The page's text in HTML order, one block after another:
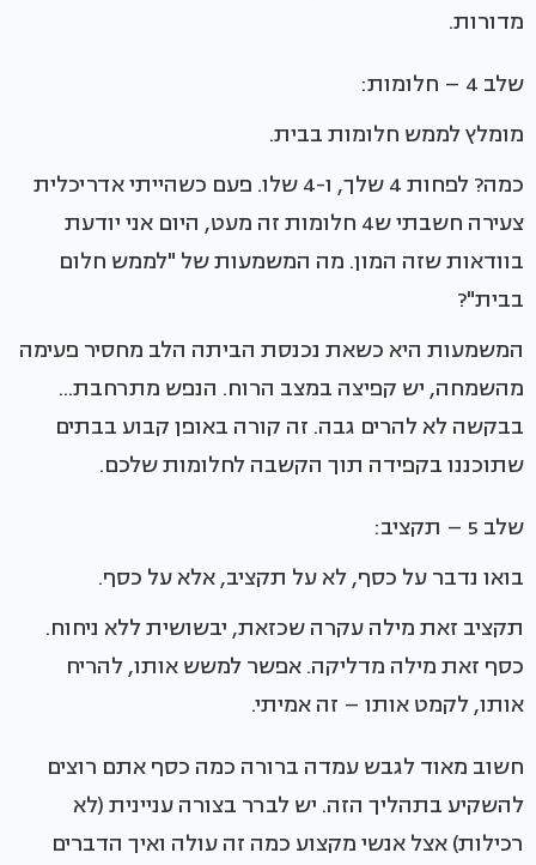
מדורות.
שלב 4 – חלומות:
מומלץ לממש חלומות בבית.
כמה? לפחות 4 שלך, ו-4 שלו. פעם כשהייתי אדריכלית
צעירה חשבתי ש4 חלומות זה מעט, היום אני יודעת
בוודאות שזה המון. מה המשמעות של "לממש חלום
בבית"?
המשמעות היא כשאת נכנסת הביתה הלב מחסיר פעימה
מהשמחה, יש קפיצה במצב הרוח. הנפש מתרחבת...
בבקשה לא להרים גבה. זה קורה באופן קבוע בבתים
שתוכננו בקפידה תוך הקשבה לחלומות שלכם.
שלב 5 – תקציב:
בואו נדבר על כסף, לא על תקציב, אלא על כסף.
תקציב זאת מילה עקרה שכזאת, יבשושית ללא ניחוח.
כסף זאת מילה מדליקה. אפשר למשש אותו, להריח
אותו, לקמט אותו – זה אמיתי.
חשוב מאוד לגבש עמדה ברורה כמה כסף אתם רוצים
להשקיע בתהליך הזה. יש לברר בצורה עניינית (לא
רכילות) אצל אנשי מקצוע כמה זה עולה ואיך הדברים